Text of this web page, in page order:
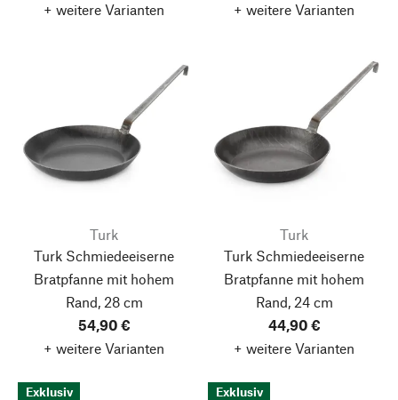
+ weitere Varianten
+ weitere Varianten
Turk
Turk Schmiedeeiserne
Bratpfanne mit hohem
Rand, 28 cm
54,90 €
+ weitere Varianten
Turk
Turk Schmiedeeiserne
Bratpfanne mit hohem
Rand, 24 cm
44,90 €
+ weitere Varianten
Exklusiv Exklusiv